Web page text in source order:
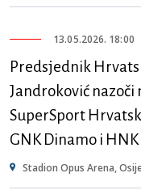
13.05.2026. 18:00
Predsjednik
Jandroković
SuperSport
GNK Dinamo i
Stadion Opus Arena,